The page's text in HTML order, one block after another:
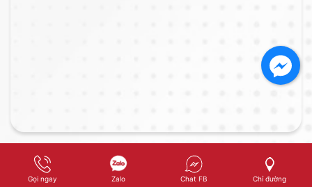
© Copyright . Designed by
Online: 4
Tháng: 3599 Tổng: 305202
Gọi ngay Zalo Chat FB Chỉ đường